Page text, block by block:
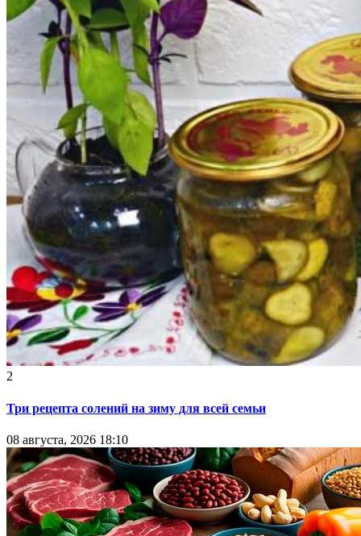
2
Три рецепта солений на зиму для всей семьи
08 августа, 2026 18:10